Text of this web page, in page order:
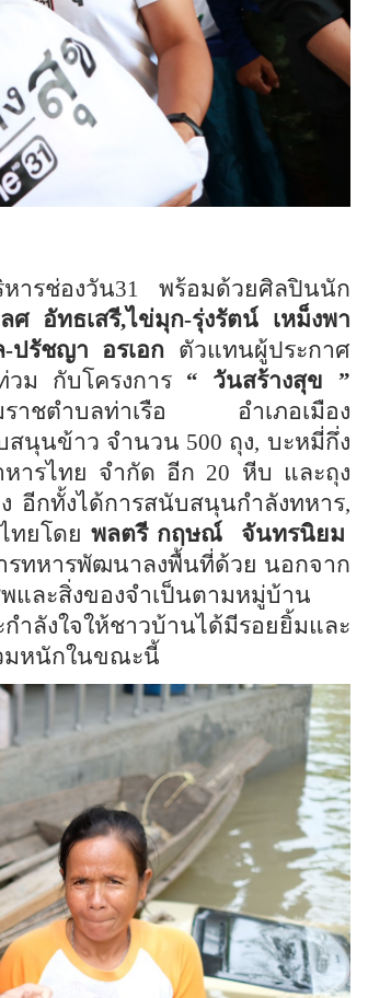
ารช่องวัน31 พร้อมด้วยศิลปินนัก
อัทธเสรี,ไข่มุก-รุ่งรัตน์ เหม็งพา
ปรัชญา อรเอก ตัวแทนผู้ประกาศ
วม กับโครงการ “ วันสร้างสุข ”
มราชตำบลท่าเรือ อำเภอเมือง
นุนข้าว จำนวน 500 ถุง, บะหมี่กึ่ง
หารไทย จำกัด อีก 20 หีบ และถุง
อีกทั้งได้การสนับสนุนกำลังทหาร,
ทยโดยพลตรี กฤษณ์
จันทรนิยม
ทหารพัฒนาลงพื้นที่ด้วย นอกจาก
และสิ่งของจำเป็นตามหมู่บ้าน
ลังใจให้ชาวบ้านได้มีรอยยิ้มและ
มหนักในขณะนี้